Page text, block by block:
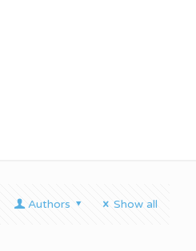
Authors Show all